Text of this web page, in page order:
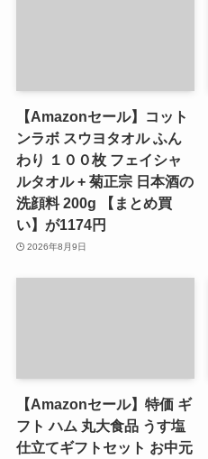
【Amazonセール】コット
ンラボ スウヨタオル ふん
わり １００枚 フェイシャ
ルタオル + 菊正宗 日本酒の
洗顔料 200g 【まとめ買
い】が1174円
2026年8月9日
【Amazonセール】特価 ギ
フト ハム 丸大食品 うす塩
仕立てギフトセット お中元